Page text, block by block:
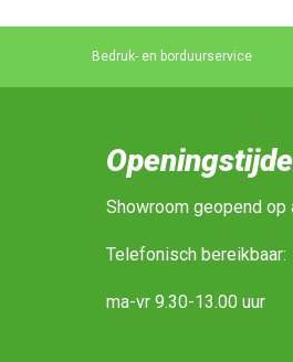
Bedruk- en borduurservice
Showroom geopend op
Telefonisch bereikbaar:
ma-vr 9.30-13.00 uur